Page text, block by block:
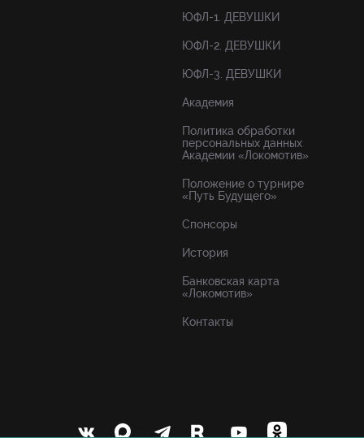
ЮФЛ-1. ДЕВУШКИ
ЮФЛ-2. ДЕВУШКИ
ЮФЛ-3. ДЕВУШКИ
Академия
Политика обработки
персональных данных
Академии «Локомотив»
Положение о турнире
«Путь Будущего»
Спонсоры
История
Банковская карта
«Локомотив»
Контакты